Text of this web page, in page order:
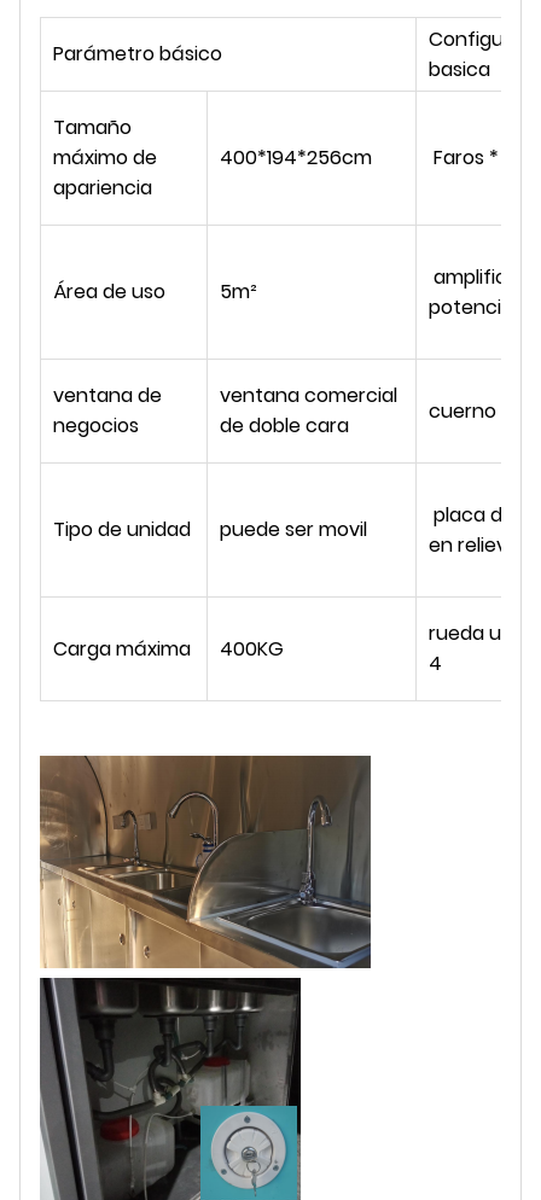
Parámetro básico
basica
Tamaño
máximo de
apariencia
400*194*256cm Faros * 1
Área de uso 5m²
potencia * 1
ventana de
negocios
ventana comercial
de doble cara
cuerno * 2
Tipo de unidad puede ser movil
placa de
en relieve
Carga máxima 400KG
rueda
4